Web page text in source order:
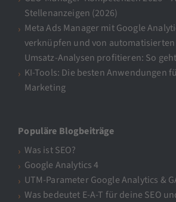
Stellenanzeigen (2026)
Meta Ads Manager mit Google
verknüpfen und von automatisierten
Umsatz-Analysen profitieren: So
KI-Tools: Die besten Anwendungen
Marketing
Populäre Blogbeiträge
Was ist SEO?
Google Analytics 4
UTM-Parameter Google Analytics &
Was bedeutet E-A-T für deine SEO